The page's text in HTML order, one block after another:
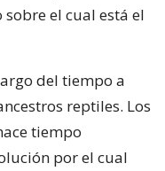
el cual está el
del tiempo a
reptiles. Los
tiempo
por el cual